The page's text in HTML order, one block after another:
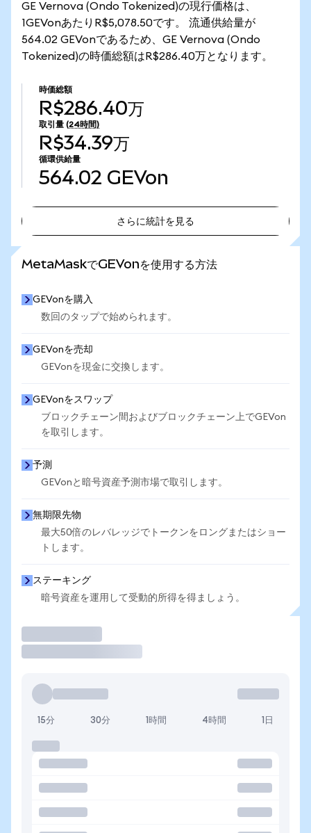
GE Vernova (Ondo Tokenized)の現行価格は、
1GEVonあたりR$5,078.50です。 流通供給量が
564.02 GEVonであるため、GE Vernova (Ondo
Tokenized)の時価総額はR$286.40万となります。
時価総額
R$286.40万
取引量 (24時間)
R$34.39万
循環供給量
564.02 GEVon
さらに統計を見る
MetaMaskでGEVonを使用する方法
GEVonを購入
数回のタップで始められます。
GEVonを売却
GEVonを現金に交換します。
GEVonをスワップ
ブロックチェーン間およびブロックチェーン上でGEVon
を取引します。
予測
GEVonと暗号資産予測市場で取引します。
無期限先物
最大50倍のレバレッジでトークンをロングまたはショー
トします。
ステーキング
暗号資産を運用して受動的所得を得ましょう。
15分 30分 1時間 4時間 1日